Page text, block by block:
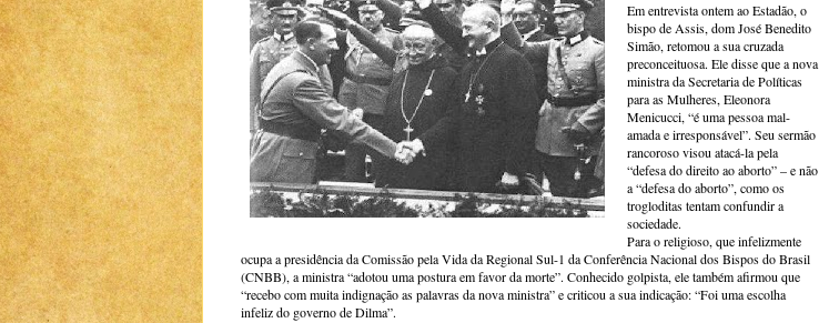
Em entrevista ontem ao Estadão, o
bispo de Assis, dom José Benedito
Simão, retomou a sua cruzada
preconceituosa. Ele disse que a nova
ministra da Secretaria de Políticas
para as Mulheres, Eleonora
Menicucci, “é uma pessoa mal-
amada e irresponsável”. Seu sermão
rancoroso visou atacá-la pela
“defesa do direito ao aborto” – e não
a “defesa do aborto”, como os
trogloditas tentam confundir a
sociedade.
Para o religioso, que infelizmente
ocupa a presidência da Comissão pela Vida da Regional Sul-1 da Conferência Nacional dos Bispos do Brasil
(CNBB), a ministra “adotou uma postura em favor da morte”. Conhecido golpista, ele também afirmou que
“recebo com muita indignação as palavras da nova ministra” e criticou a sua indicação: “Foi uma escolha
infeliz do governo de Dilma”.